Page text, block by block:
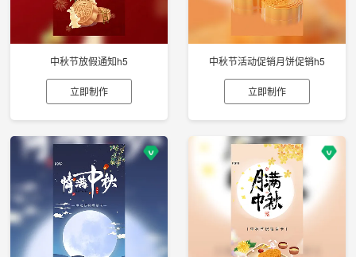
中秋节放假通知h5
立即制作
中秋节活动促销月饼促销h5
立即制作